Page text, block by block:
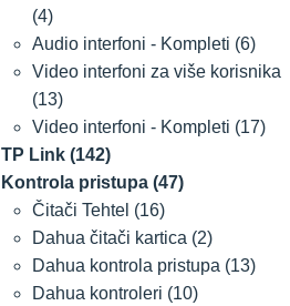
(4)
Audio interfoni - Kompleti (6)
Video interfoni za više korisnika
(13)
Video interfoni - Kompleti (17)
TP Link (142)
Kontrola pristupa (47)
Čitači Tehtel (16)
Dahua čitači kartica (2)
Dahua kontrola pristupa (13)
Dahua kontroleri (10)